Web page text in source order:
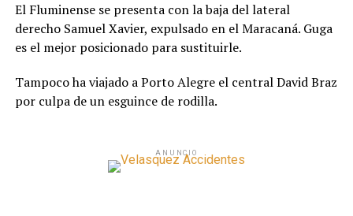
El Fluminense se presenta con la baja del lateral
derecho Samuel Xavier, expulsado en el Maracaná. Guga
es el mejor posicionado para sustituirle.
Tampoco ha viajado a Porto Alegre el central David Braz
por culpa de un esguince de rodilla.
ANUNCIO